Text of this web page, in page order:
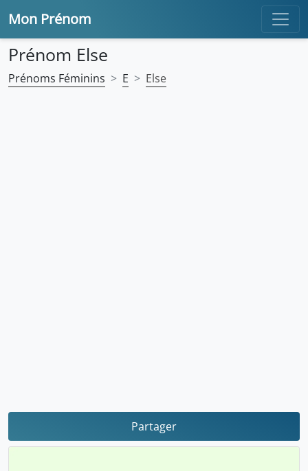
Mon Prénom
Prénom Else
Prénoms Féminins E Else
Partager